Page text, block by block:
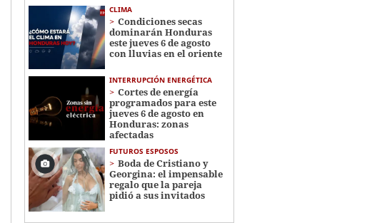
CLIMA
Condiciones secas
dominarán Honduras
este jueves 6 de agosto
con lluvias en el oriente
INTERRUPCIÓN ENERGÉTICA
Cortes de energía
programados para este
jueves 6 de agosto en
Honduras: zonas
afectadas
FUTUROS ESPOSOS
Boda de Cristiano y
Georgina: el impensable
regalo que la pareja
pidió a sus invitados